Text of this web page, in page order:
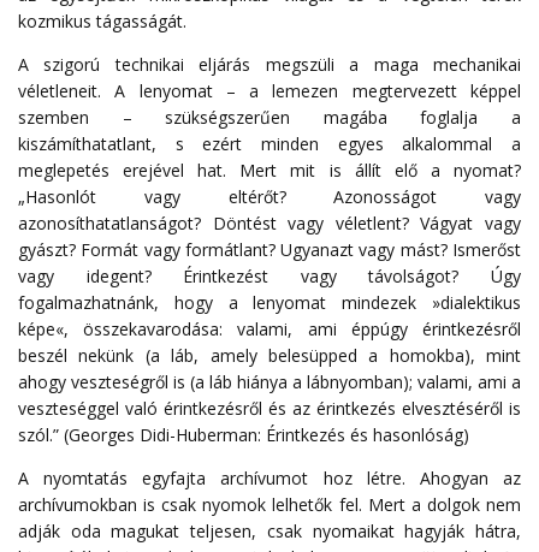
kozmikus tágasságát.
A szigorú technikai eljárás megszüli a maga mechanikai
véletleneit. A lenyomat – a lemezen megtervezett képpel
szemben – szükségszerűen magába foglalja a
kiszámíthatatlant, s ezért minden egyes alkalommal a
meglepetés erejével hat. Mert mit is állít elő a nyomat?
„Hasonlót vagy eltérőt? Azonosságot vagy
azonosíthatatlanságot? Döntést vagy véletlent? Vágyat vagy
gyászt? Formát vagy formátlant? Ugyanazt vagy mást? Ismerőst
vagy idegent? Érintkezést vagy távolságot? Úgy
fogalmazhatnánk, hogy a lenyomat mindezek »dialektikus
képe«, összekavarodása: valami, ami éppúgy érintkezésről
beszél nekünk (a láb, amely belesüpped a homokba), mint
ahogy veszteségről is (a láb hiánya a lábnyomban); valami, ami a
veszteséggel való érintkezésről és az érintkezés elvesztéséről is
szól.” (Georges Didi-Huberman: Érintkezés és hasonlóság)
A nyomtatás egyfajta archívumot hoz létre. Ahogyan az
archívumokban is csak nyomok lelhetők fel. Mert a dolgok nem
adják oda magukat teljesen, csak nyomaikat hagyják hátra,